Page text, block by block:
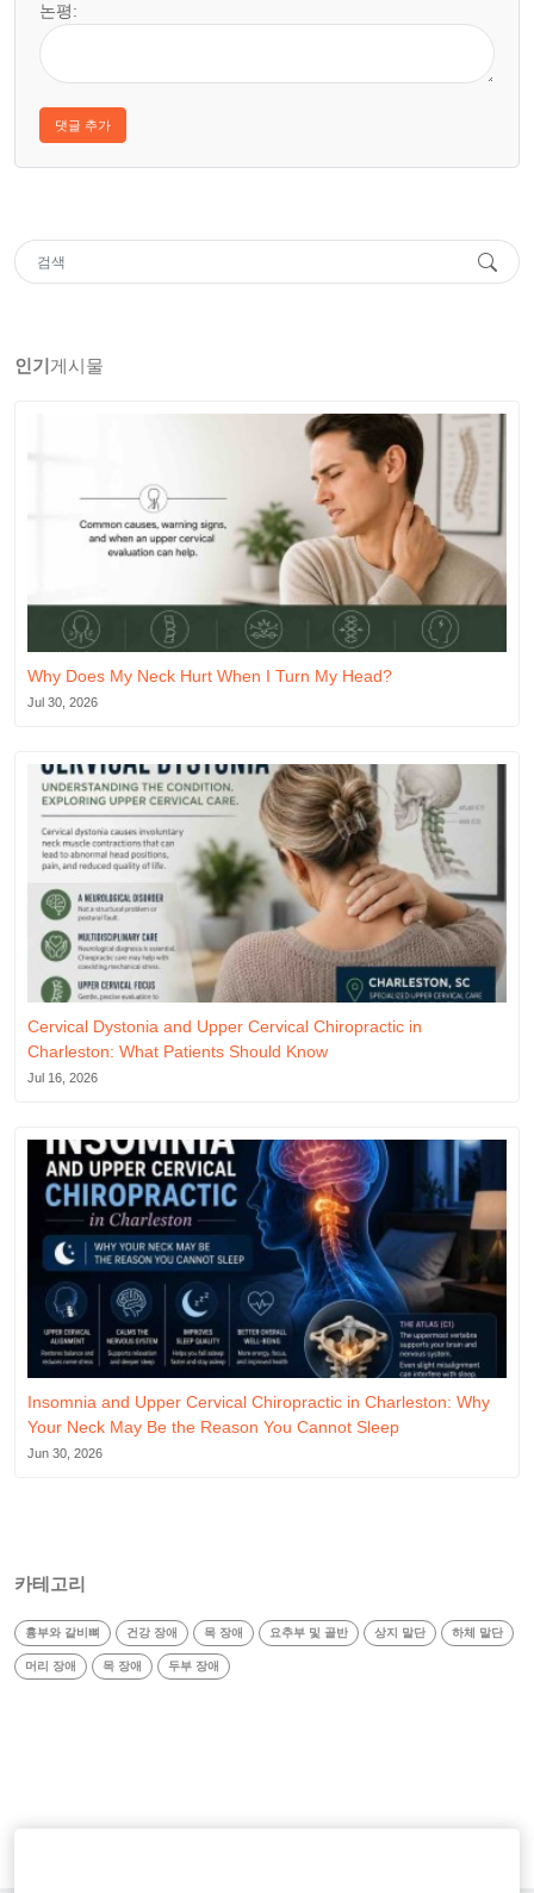
논평:
인기 게시물
Why Does My Neck Hurt When I Turn My Head?
Jul 30, 2026
Cervical Dystonia and Upper Cervical Chiropractic in
Charleston: What Patients Should Know
Jul 16, 2026
Insomnia and Upper Cervical Chiropractic in Charleston: Why
Your Neck May Be the Reason You Cannot Sleep
Jun 30, 2026
카테고리
흉부와 갈비뼈 건강 장애 목 장애 요추부 및 골반 상지 말단 하체 말단
머리 장애 목 장애 두부 장애